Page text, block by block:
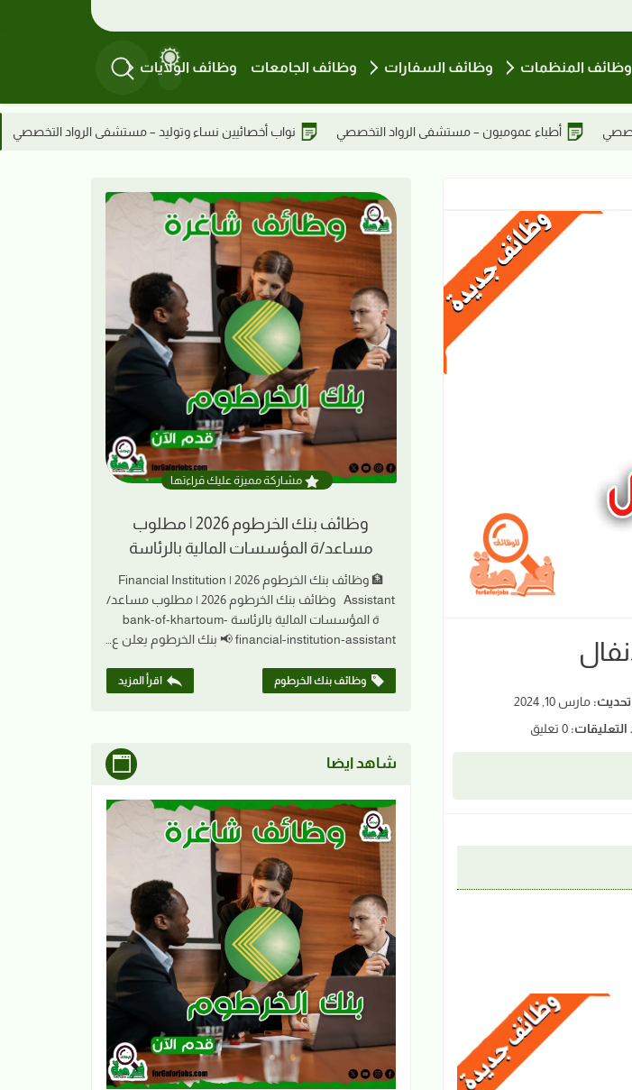
وظائف المنظمات وظائف السفارات وظائف الجامعات وظائف الولايات
مستشفى الرواد التخصصي نواب أخصائيين نساء وتوليد – مستشفى الرواد التخصصي وظائف دار فال
تحديث:مارس 10, 2024
التعليقات:0 تعليق
مشاركة مميزة عليك قراءتها
وظائف بنك الخرطوم 2026 | مطلوب
مساعد/ة المؤسسات المالية بالرئاسة
🏦 وظائف بنك الخرطوم 2026 | Financial Institution
Assistant وظائف بنك الخرطوم 2026 | مطلوب مساعد/
ة المؤسسات المالية بالرئاسة bank-of-khartoum-
financial-institution-assistant 📢 بنك الخرطوم يعلن ع…
وظائف بنك الخرطوم اقرأ المزيد
شاهد ايضا